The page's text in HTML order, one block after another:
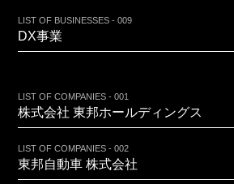
LIST OF BUSINESSES - 009
DX事業
LIST OF COMPANIES - 001
株式会社 東邦ホールディングス
LIST OF COMPANIES - 002
東邦自動車 株式会社